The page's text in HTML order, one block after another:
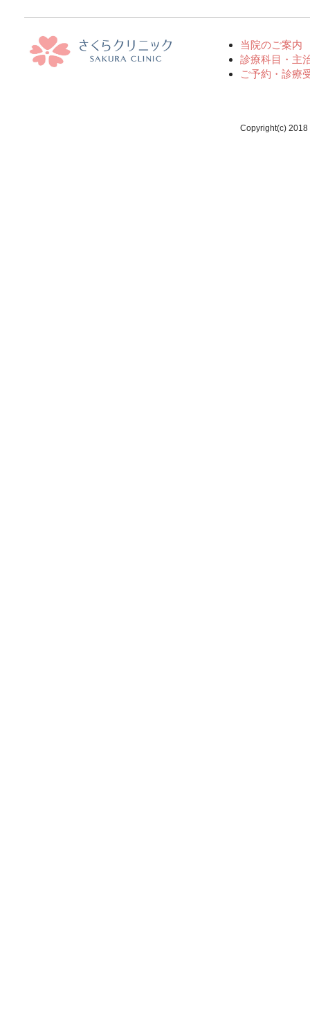
当院のご案内
診療科目・主
ご予約・診療
Copyright(c)